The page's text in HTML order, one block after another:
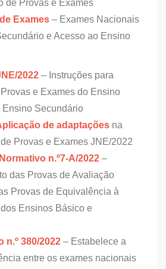
de Provas e Exames
Exames – Exames Nacionais
e Acesso ao Ensino
2022 – Instruções para
e Exames do Ensino
Ensino Secundário
de adaptações na
Provas e Exames JNE/2022
n.º7-A/2022 –
das Provas de Avaliação
Provas de Equivalência à
Ensinos Básico e
n.º 380/2022 – Estabelece a
entre os exames nacionais